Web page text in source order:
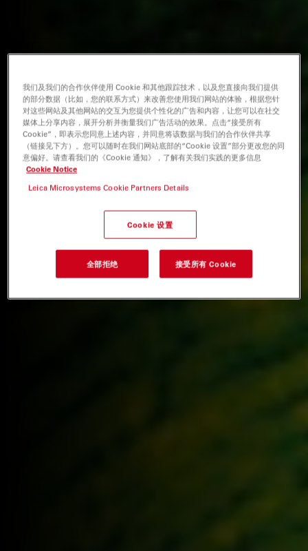
我们及我们的合作伙伴使用 Cookie 和其他跟踪技术，以及您直接向我们提供
的部分数据（比如，您的联系方式）来改善您使用我们网站的体验，根据您针
对这些网站及其他网站的交互为您提供个性化的广告和内容，让您可以在社交
媒体上分享内容，展开分析并衡量我们广告活动的效果。点击“接受所有
Cookie”，即表示您同意上述内容，并同意将该数据与我们的合作伙伴共享
（链接见下方）。您可以随时在我们网站底部的“Cookie 设置”部分更改您的同
意偏好。请查看我们的《Cookie 通知》，了解有关我们实践的更多信息
Cookie Notice
Leica Microsystems Cookie Partners Details
Cookie 设置
全部拒绝 接受所有 Cookie